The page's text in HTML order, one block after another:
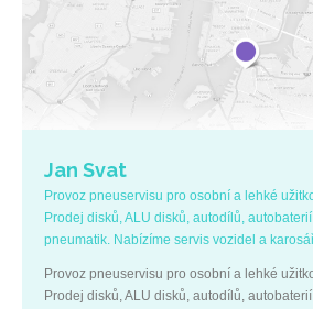
Jan Svat
Provoz pneuservisu pro osobní a lehké
Prodej disků, ALU disků, autodílů,
pneumatik. Nabízíme servis vozidel a
Provoz pneuservisu pro osobní a lehké
Prodej disků, ALU disků, autodílů,